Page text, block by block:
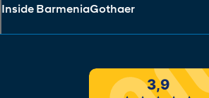
Inside BarmeniaGothaer